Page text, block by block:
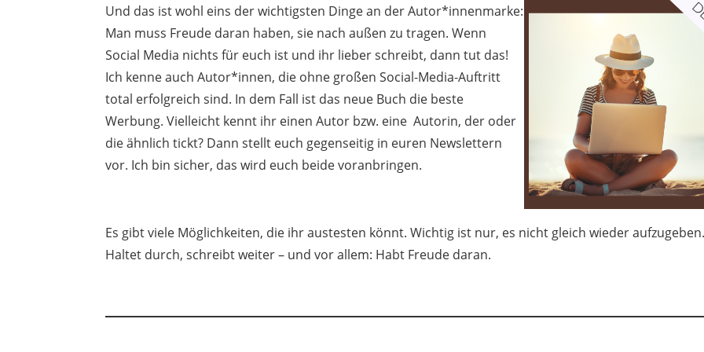
Und das ist wohl eins der wichtigsten Dinge an der Autor*innenmarke:
Man muss Freude daran haben, sie nach außen zu tragen. Wenn
Social Media nichts für euch ist und ihr lieber schreibt, dann tut das!
Ich kenne auch Autor*innen, die ohne großen Social-Media-Auftritt
total erfolgreich sind. In dem Fall ist das neue Buch die beste
Werbung. Vielleicht kennt ihr einen Autor bzw. eine Autorin, der oder
die ähnlich tickt? Dann stellt euch gegenseitig in euren Newslettern
vor. Ich bin sicher, das wird euch beide voranbringen.
Es gibt viele Möglichkeiten, die ihr austesten könnt. Wichtig ist nur, es nicht gleich wieder
Haltet durch, schreibt weiter – und vor allem: Habt Freude daran.